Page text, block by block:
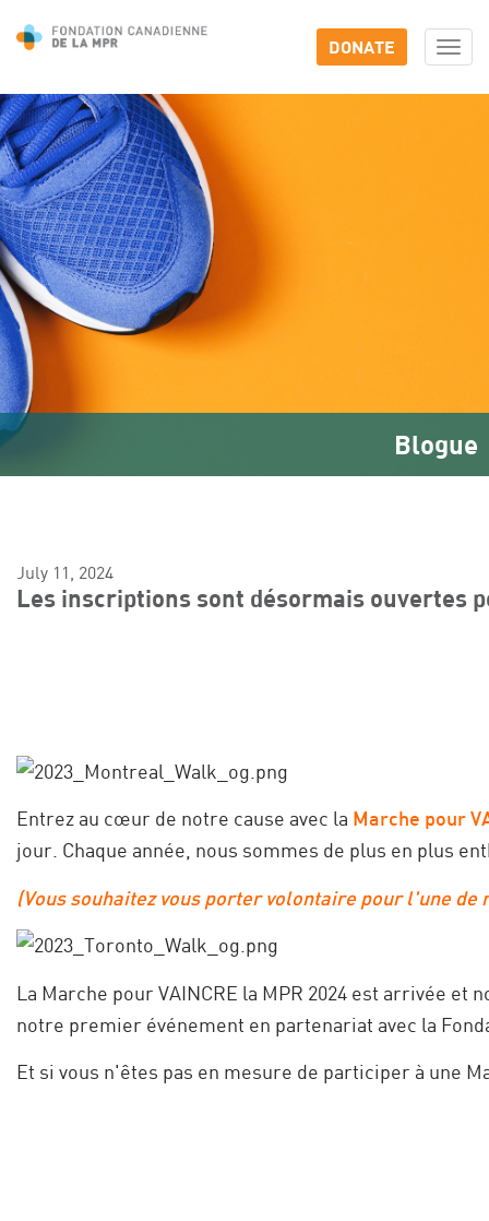
DONATE
Blogue
July 11, 2024
Les inscriptions sont désormais ouvertes
Entrez au cœur de notre cause avec la Marche pour
jour. Chaque année, nous sommes de plus en plus
(Vous souhaitez vous porter volontaire pour l'une de
La Marche pour VAINCRE la MPR 2024 est arrivée
notre premier événement en partenariat avec la
Et si vous n'êtes pas en mesure de participer à une